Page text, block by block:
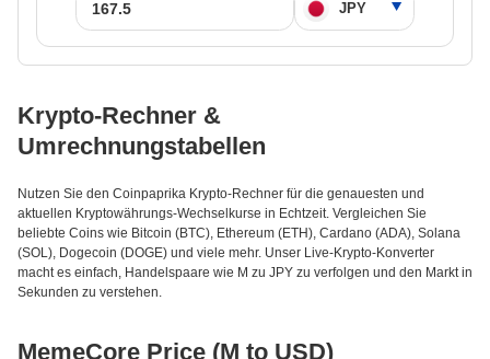
Krypto-Rechner &
Umrechnungstabellen
Nutzen Sie den Coinpaprika Krypto-Rechner für die genauesten und
aktuellen Kryptowährungs-Wechselkurse in Echtzeit. Vergleichen Sie
beliebte Coins wie Bitcoin (BTC), Ethereum (ETH), Cardano (ADA), Solana
(SOL), Dogecoin (DOGE) und viele mehr. Unser Live-Krypto-Konverter
macht es einfach, Handelspaare wie M zu JPY zu verfolgen und den Markt in
Sekunden zu verstehen.
MemeCore Price (M to USD)